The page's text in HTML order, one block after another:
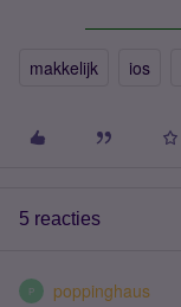
makkelijk ios
5 reacties
P poppinghaus